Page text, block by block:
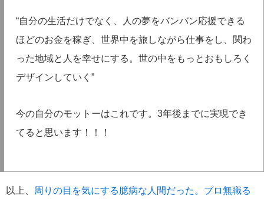
“自分の生活だけでなく、人の夢をバンバン応援できる
ほどのお金を稼ぎ、世界中を旅しながら仕事をし、関わ
った地域と人を幸せにする。世の中をもっとおもしろく
デザインしていく”
今の自分のモットーはこれです。3年後までに実現でき
てると思います！！！
以上、
周りの目を気にする臆病な人間だった。プロ無職る